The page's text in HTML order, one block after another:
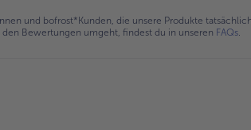
und bofrost*Kunden, die unsere Produkte
Bewertungen umgeht, findest du in unseren FAQs.